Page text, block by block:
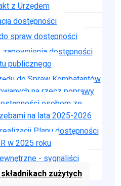
z Urzędem
dostępności
spraw dostępności
zapewnienia dostępności
publicznego
do Spraw Kombatantów
na rzecz poprawy
osobom ze
na lata 2025-2026
Planu dostępności
w 2025 roku
- sygnaliści
zużytych